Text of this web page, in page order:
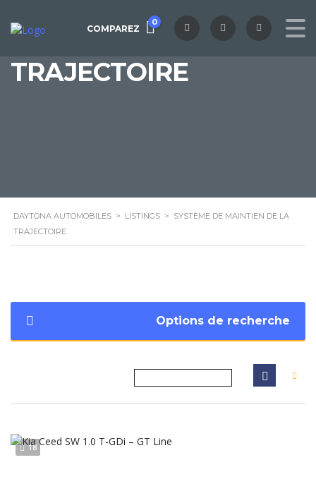
COMPAREZ
0
MAINTIEN DE LA
TRAJECTOIRE
DAYTONA AUTOMOBILES > LISTINGS > SYSTÈME DE MAINTIEN DE LA
TRAJECTOIRE
Options de recherche
18